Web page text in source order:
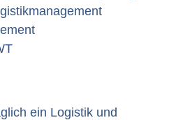
ein Logistik und